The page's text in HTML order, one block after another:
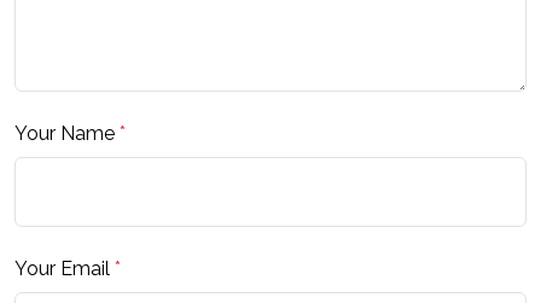
Your Name *
Your Email *